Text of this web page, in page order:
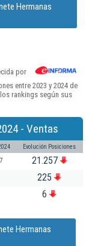
Hermanas
por
entre 2023 y 2024 de
rankings según sus
- Ventas
Evolución Posiciones
21.257
225
6
Hermanas